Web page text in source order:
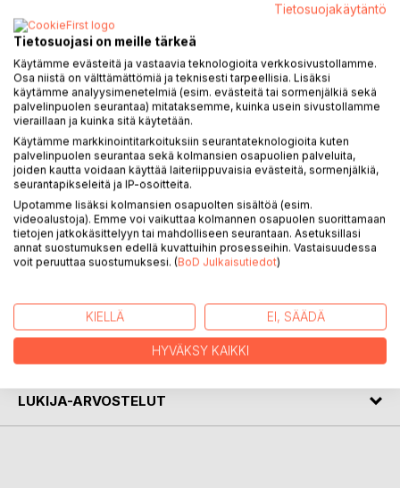
KUVAUS
Privatdetektiven Jonas Österfelts flickvän försvinner. Har
det skett av egen vilja eller har hon blivit bortrövad? Spåren
leder både till fjärran länder och till Ingå skärgård, när Jonas
bestämmer sig för att leta efter Någonstans att försvinna.
KIRJAILIJA
LEHDISTÖARVOSTELUT
LUKIJA-ARVOSTELUT
Tietosuojakäytäntö
Tietosuojasi on meille tärkeä
Käytämme evästeitä ja vastaavia teknologioita verkkosivustollamme.
Osa niistä on välttämättömiä ja teknisesti tarpeellisia. Lisäksi
käytämme analyysimenetelmiä (esim. evästeitä tai sormenjälkiä sekä
palvelinpuolen seurantaa) mitataksemme, kuinka usein sivustollamme
vieraillaan ja kuinka sitä käytetään.
Käytämme markkinointitarkoituksiin seurantateknologioita kuten
palvelinpuolen seurantaa sekä kolmansien osapuolien palveluita,
joiden kautta voidaan käyttää laiteriippuvaisia evästeitä, sormenjälkiä,
seurantapikseleitä ja IP-osoitteita.
Upotamme lisäksi kolmansien osapuolten sisältöä (esim.
videoalustoja). Emme voi vaikuttaa kolmannen osapuolen suorittamaan
tietojen jatkokäsittelyyn tai mahdolliseen seurantaan. Asetuksillasi
annat suostumuksen edellä kuvattuihin prosesseihin. Vastaisuudessa
voit peruuttaa suostumuksesi. (BoD Julkaisutiedot)
KIELLÄ EI, SÄÄDÄ
HYVÄKSY KAIKKI